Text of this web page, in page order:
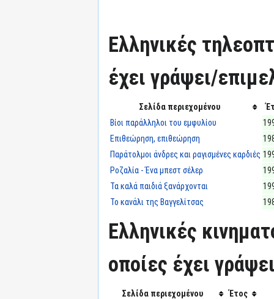
Ελληνικές
έχει γράψει/
Σελίδα περιεχομένου
Βίοι παράλληλοι του εμφυλίου
Επιθεώρηση, επιθεώρηση
Παράτολμοι άνδρες και ραγισμένες καρδιές
Ροζαλία - Ένα μπεστ σέλερ
Τα καλά παιδιά ξανάρχονται
Το κανάλι της Βαγγελίτσας
Ελληνικές
οποίες έχει
Σελίδα περιεχομένου
Έτος